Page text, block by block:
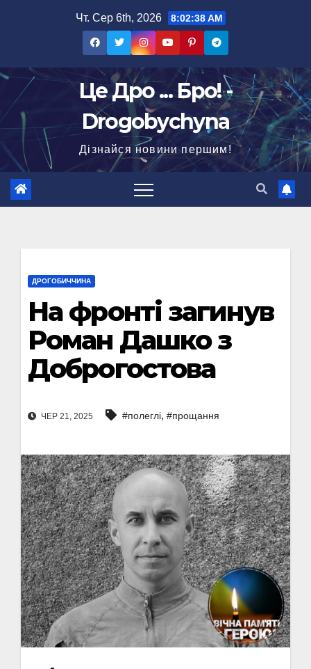
Чт. Сер 6th, 2026 8:02:38 AM
Це Дро ... Бро! -
Drogobychyna
Дізнайся новини першим!
ДРОГОБИЧЧИНА
На фронті загинув
Роман Дашко з
Доброгостова
ЧЕР 21, 2025 #полеглі, #прощання